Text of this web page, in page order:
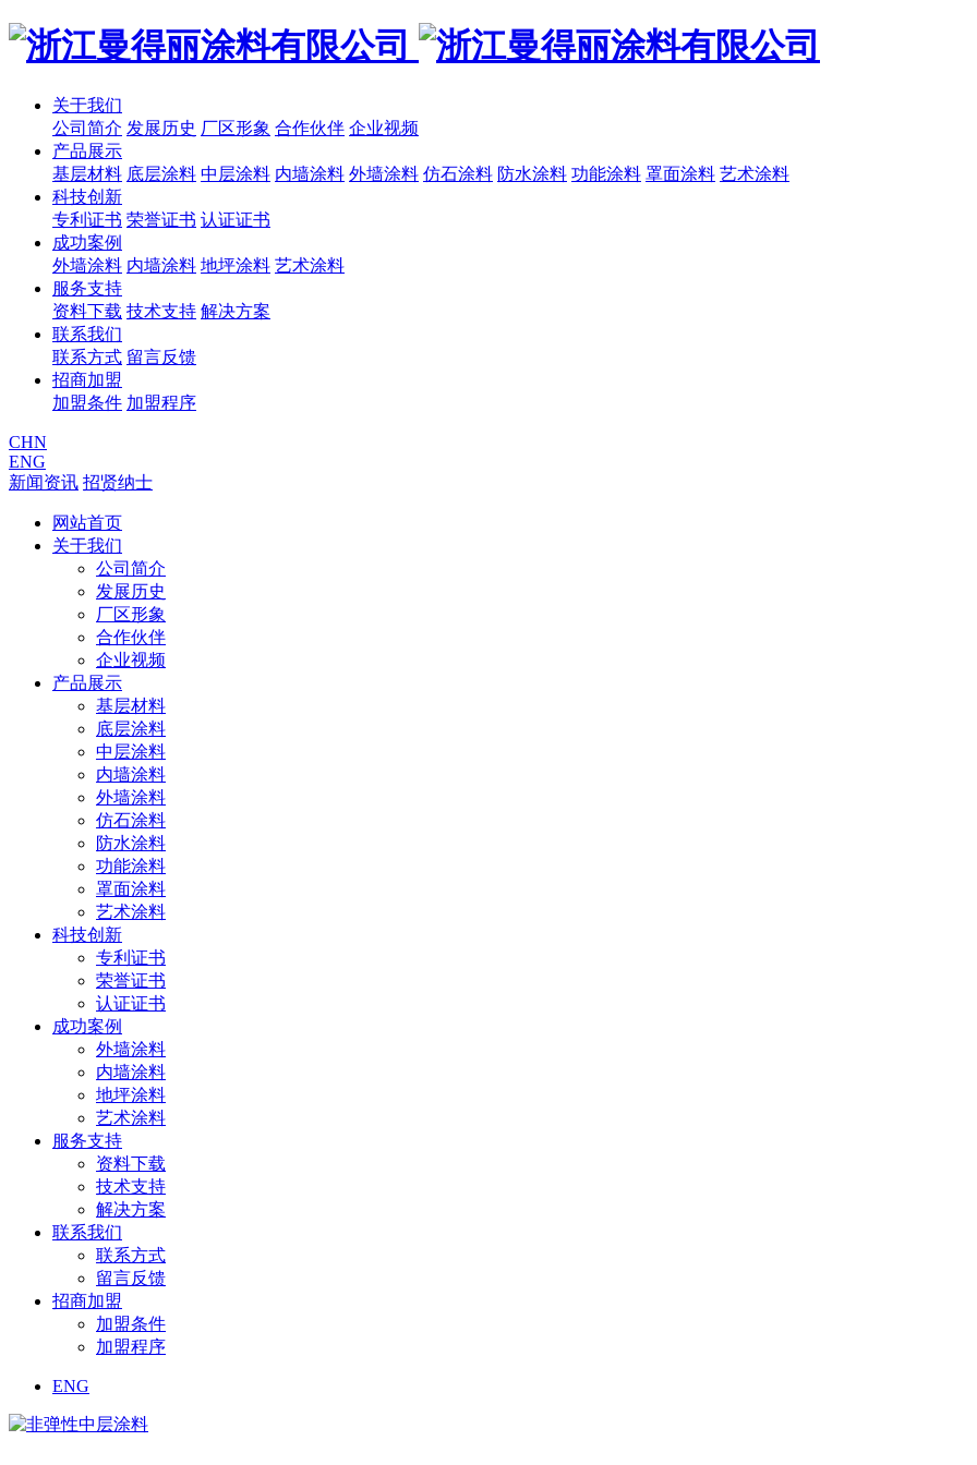
关于我们
公司简介 发展历史 厂区形象 合作伙伴 企业视频
产品展示
基层材料 底层涂料 中层涂料 内墙涂料 外墙涂料 仿石涂料 防水涂料 功能涂料 罩面涂料 艺术涂料
科技创新
专利证书 荣誉证书 认证证书
成功案例
外墙涂料 内墙涂料 地坪涂料 艺术涂料
服务支持
资料下载 技术支持 解决方案
联系我们
联系方式 留言反馈
招商加盟
加盟条件 加盟程序
CHN
ENG
新闻资讯 招贤纳士
网站首页
关于我们
公司简介
发展历史
厂区形象
合作伙伴
企业视频
产品展示
基层材料
底层涂料
中层涂料
内墙涂料
外墙涂料
仿石涂料
防水涂料
功能涂料
罩面涂料
艺术涂料
科技创新
专利证书
荣誉证书
认证证书
成功案例
外墙涂料
内墙涂料
地坪涂料
艺术涂料
服务支持
资料下载
技术支持
解决方案
联系我们
联系方式
留言反馈
招商加盟
加盟条件
加盟程序
ENG